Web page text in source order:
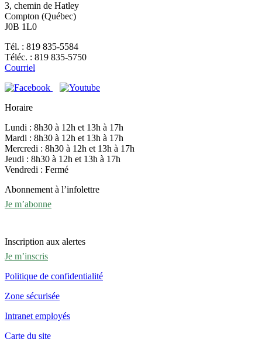
3, chemin de Hatley
Compton (Québec)
J0B 1L0
Tél. : 819 835-5584
Téléc. : 819 835-5750
Courriel
Horaire
Lundi : 8h30 à 12h et 13h à 17h
Mardi : 8h30 à 12h et 13h à 17h
Mercredi : 8h30 à 12h et 13h à 17h
Jeudi : 8h30 à 12h et 13h à 17h
Vendredi : Fermé
Abonnement à l’infolettre
Je m’abonne
Inscription aux alertes
Je m’inscris
Politique de confidentialité
Zone sécurisée
Intranet employés
Carte du site